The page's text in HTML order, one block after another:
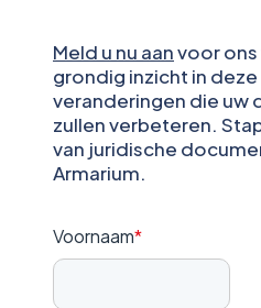
Meld u nu aanvoor ons
grondig inzicht in
veranderingen die uw
zullen verbeteren.
van juridische
Armarium.
Voornaam*